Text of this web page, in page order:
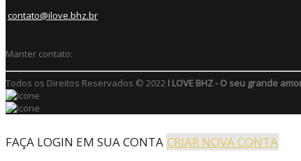
contato@ilove.bhz.br
Manter contato:
Todos os Direitos Reservados © 2022 I LOVE BHZ - O seu grande
FAÇA LOGIN EM SUA CONTA CRIAR NOVA CONTA